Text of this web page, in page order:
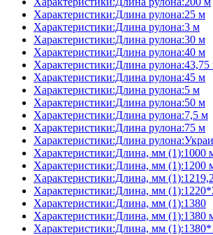
Характеристики:Длина рулона:25 м
Характеристики:Длина рулона:3 м
Характеристики:Длина рулона:30 м
Характеристики:Длина рулона:40 м
Характеристики:Длина
Характеристики:Длина рулона:45 м
Характеристики:Длина рулона:5 м
Характеристики:Длина рулона:50 м
Характеристики:Длина рулона:7,5 м
Характеристики:Длина рулона:75 м
Характеристики:Длина
Характеристики:Длина, мм (1):1000
Характеристики:Длина, мм (1):1200
Характеристики:Длина, мм
Характеристики:Длина, мм
Характеристики:Длина, мм (1):1380
Характеристики:Длина, мм (1):1380
Характеристики:Длина, мм